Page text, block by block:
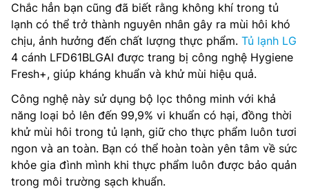
Chắc hẳn bạn cũng đã biết rằng không khí trong tủ
lạnh có thể trở thành nguyên nhân gây ra mùi hôi khó
chịu, ảnh hưởng đến chất lượng thực phẩm. Tủ lạnh LG
4 cánh LFD61BLGAI được trang bị công nghệ Hygiene
Fresh+, giúp kháng khuẩn và khử mùi hiệu quả.
Công nghệ này sử dụng bộ lọc thông minh với khả
năng loại bỏ lên đến 99,9% vi khuẩn có hại, đồng thời
khử mùi hôi trong tủ lạnh, giữ cho thực phẩm luôn tươi
ngon và an toàn. Bạn có thể hoàn toàn yên tâm về sức
khỏe gia đình mình khi thực phẩm luôn được bảo quản
trong môi trường sạch khuẩn.